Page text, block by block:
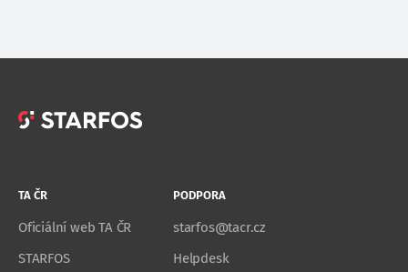
TA ČR
Oficiální web TA ČR
STARFOS
PODPORA
starfos@tacr.cz
Helpdesk